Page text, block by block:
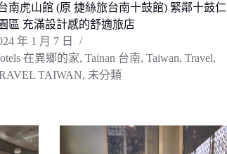
南虎山館 (原 捷絲旅台南十鼓館) 緊鄰十鼓仁
區 充滿設計感的舒適旅店
年 1 月 7 日
在異鄉的家, Tainan 台南, Taiwan, Travel,
TAIWAN, 未分類